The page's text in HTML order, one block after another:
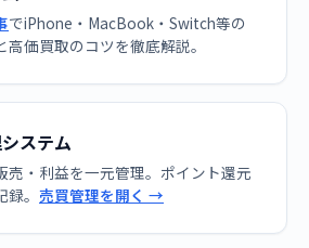
でiPhone・MacBook・Switch等の
高価買取のコツを徹底解説。
ステム
売・利益を一元管理。ポイント還元
。 売買管理を開く →